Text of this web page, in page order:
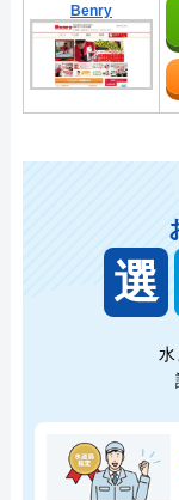
Benry
選
水